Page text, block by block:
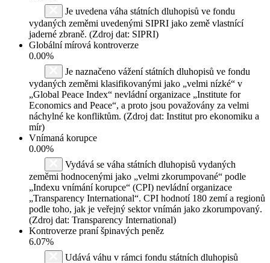
Je uvedena váha státních dluhopisů ve fondu
vydaných zeměmi uvedenými SIPRI jako země vlastnící
jaderné zbraně. (Zdroj dat: SIPRI)
Globální mírová kontroverze
0.00%
Je naznačeno vážení státních dluhopisů ve fondu
vydaných zeměmi klasifikovanými jako „velmi nízké“ v
„Global Peace Index“ nevládní organizace „Institute for
Economics and Peace“, a proto jsou považovány za velmi
náchylné ke konfliktům. (Zdroj dat: Institut pro ekonomiku a
mír)
Vnímaná korupce
0.00%
Vydává se váha státních dluhopisů vydaných
zeměmi hodnocenými jako „velmi zkorumpované“ podle
„Indexu vnímání korupce“ (CPI) nevládní organizace
„Transparency International“. CPI hodnotí 180 zemí a regionů
podle toho, jak je veřejný sektor vnímán jako zkorumpovaný.
(Zdroj dat: Transparency International)
Kontroverze praní špinavých peněz
6.07%
Udává váhu v rámci fondu státních dluhopisů